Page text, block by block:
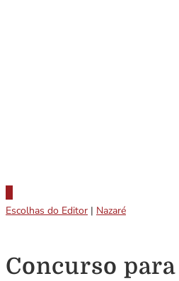
Escolhas do Editor | Nazaré
Concurso